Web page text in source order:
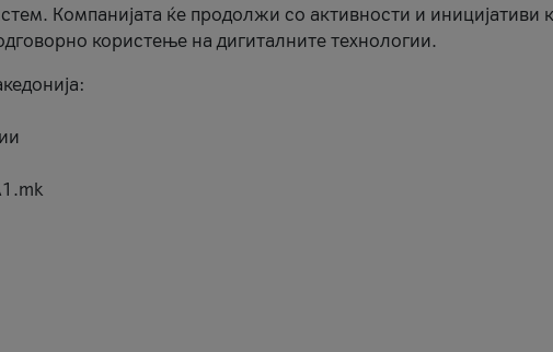
Компанијата ќе продолжи со активности и иницијативи
користење на дигиталните технологии.